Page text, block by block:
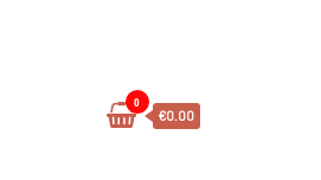
0
€0.00